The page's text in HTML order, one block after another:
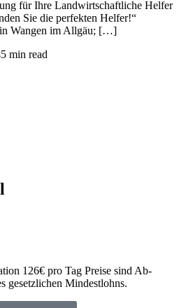
für Ihre Landwirtschaftliche Helfer
Sie die perfekten Helfer!“
Wangen im Allgäu; […]
5 min read
126€ pro Tag Preise sind Ab-
gesetzlichen Mindestlohns.